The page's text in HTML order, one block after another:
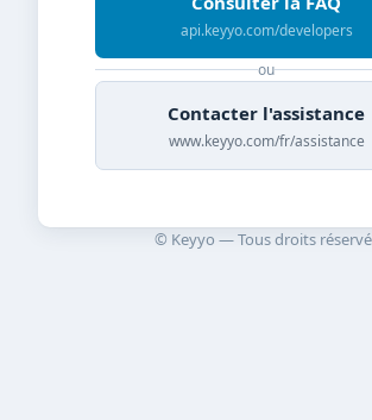
api.keyyo.com/developers
ou
Contacter l'assistance
www.keyyo.com/fr/assistance
© Keyyo — Tous droits